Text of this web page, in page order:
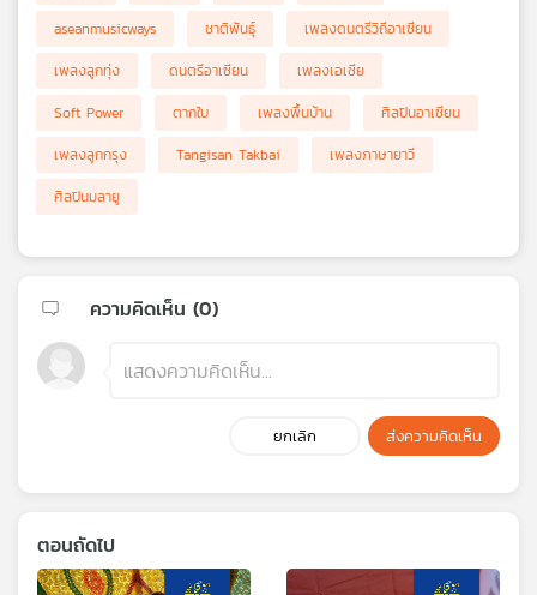
aseanmusicways
ชาติพันธ์ุ
เพลงดนตรีวิถีอาเซียน
เพลงลูกทุ่ง
ดนตรีอาเซียน
เพลงเอเชีย
Soft Power
ตากใบ เพลงพื้นบ้าน
ศิลปินอาเซียน
เพลงลูกกรุง
Tangisan Takbai
เพลงภาษายาวี
ศิลปินมลายู
ความคิดเห็น (0)
ยกเลิก ส่งความคิดเห็น
ตอนถัดไป